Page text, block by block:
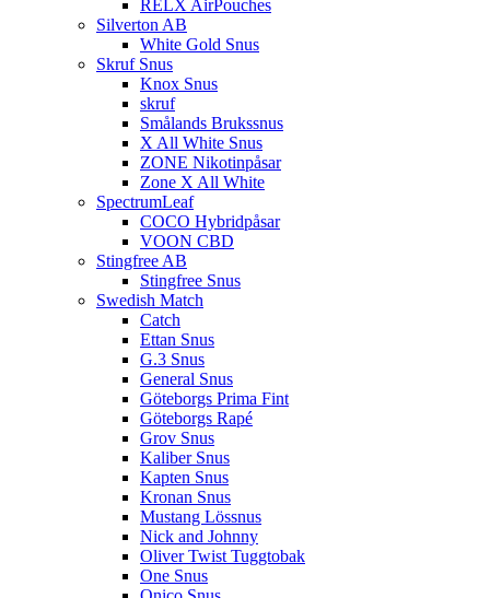
RELX AirPouches
Silverton AB
White Gold Snus
Skruf Snus
Knox Snus
skruf
Smålands Brukssnus
X All White Snus
ZONE Nikotinpåsar
Zone X All White
SpectrumLeaf
COCO Hybridpåsar
VOON CBD
Stingfree AB
Stingfree Snus
Swedish Match
Catch
Ettan Snus
G.3 Snus
General Snus
Göteborgs Prima Fint
Göteborgs Rapé
Grov Snus
Kaliber Snus
Kapten Snus
Kronan Snus
Mustang Lössnus
Nick and Johnny
Oliver Twist Tuggtobak
One Snus